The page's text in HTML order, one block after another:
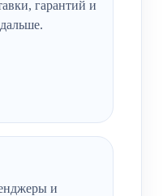
гарантий и
и